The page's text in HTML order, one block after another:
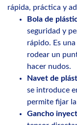
rápida, práctica y
Bola de
seguridad y
rápido. Es
rodear un
hacer nudos.
Navet de
se introduce
permite fijar
Gancho